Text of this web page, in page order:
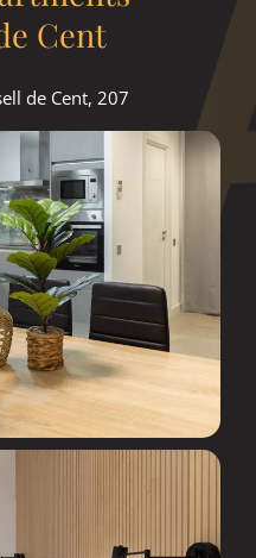
Cent
de Cent, 207